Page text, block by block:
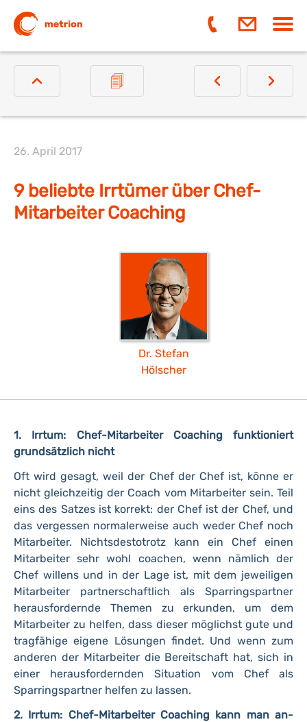
26. April 2017
9 beliebte Irrtümer über Chef-
Mitarbeiter Coaching
Dr. Stefan
Hölscher
1. Irrtum: Chef-Mitarbeiter Coaching funktioniert
grundsätzlich nicht
Oft wird gesagt, weil der Chef der Chef ist, könne er
nicht gleichzeitig der Coach vom Mitarbeiter sein. Teil
eins des Satzes ist korrekt: der Chef ist der Chef, und
das vergessen normalerweise auch weder Chef noch
Mitarbeiter. Nichtsdestotrotz kann ein Chef einen
Mitarbeiter sehr wohl coachen, wenn nämlich der
Chef willens und in der Lage ist, mit dem jeweiligen
Mitarbeiter partnerschaftlich als Sparringspartner
herausfordernde Themen zu erkunden, um dem
Mitarbeiter zu helfen, dass dieser möglichst gute und
tragfähige eigene Lösungen findet. Und wenn zum
anderen der Mitarbeiter die Bereitschaft hat, sich in
einer herausfordernden Situation vom Chef als
Sparringspartner helfen zu lassen.
2. Irrtum: Chef-Mitarbeiter Coaching kann man an-